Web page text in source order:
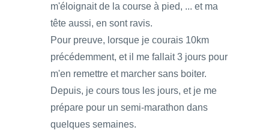
m'éloignait de la course à pied, ... et ma
tête aussi, en sont ravis.
Pour preuve, lorsque je courais 10km
précédemment, et il me fallait 3 jours pour
m'en remettre et marcher sans boiter.
Depuis, je cours tous les jours, et je me
prépare pour un semi-marathon dans
quelques semaines.